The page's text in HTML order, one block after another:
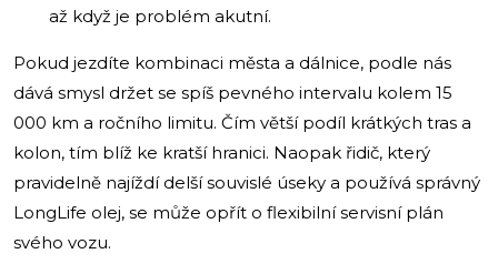
až když je problém akutní.
Pokud jezdíte kombinaci města a dálnice, podle nás
dává smysl držet se spíš pevného intervalu kolem 15
000 km a ročního limitu. Čím větší podíl krátkých tras a
kolon, tím blíž ke kratší hranici. Naopak řidič, který
pravidelně najíždí delší souvislé úseky a používá správný
LongLife olej, se může opřít o flexibilní servisní plán
svého vozu.